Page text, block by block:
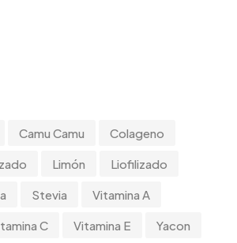
Camu Camu Colageno
Limón Liofilizado
Stevia Vitamina A
C Vitamina E Yacon